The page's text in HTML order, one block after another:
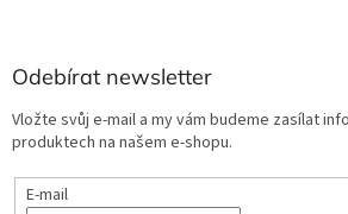
Odebírat newsletter
Vložte svůj e-mail a my vám budeme zasílat
produktech na našem e-shopu.
E-mail